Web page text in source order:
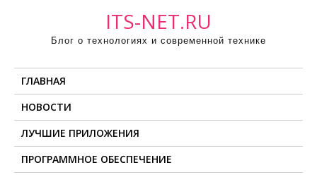
ITS-NET.RU
Блог о технологиях и современной технике
ГЛАВНАЯ
НОВОСТИ
ЛУЧШИЕ ПРИЛОЖЕНИЯ
ПРОГРАММНОЕ ОБЕСПЕЧЕНИЕ